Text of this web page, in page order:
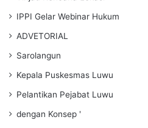
IPPI Gelar Webinar Hukum
ADVETORIAL
Sarolangun
Kepala Puskesmas Luwu
Pelantikan Pejabat Luwu
dengan Konsep '